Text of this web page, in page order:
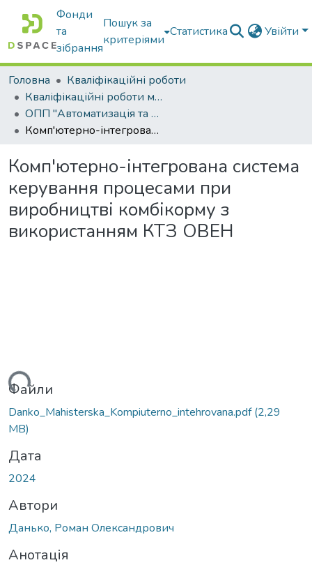
Фонди
та
зібрання
Пошук за
критеріями
Статистика Увійти
Головна
Кваліфікаційні роботи
Кваліфікаційні роботи магістрів
ОПП "Автоматизація та комп’ютерно-інтегровані технології"
Комп'ютерно-інтегрована система керування процесами при виробництві комбікорму з використанням КТЗ ОВЕН
Комп'ютерно-інтегрована система
керування процесами при
виробництві комбікорму з
використанням КТЗ ОВЕН
Файли
Danko_Mahisterska_Kompiuterno_intehrovana.pdf(2,29
MB)
Дата
2024
Автори
Данько, Роман Олександрович
Анотація